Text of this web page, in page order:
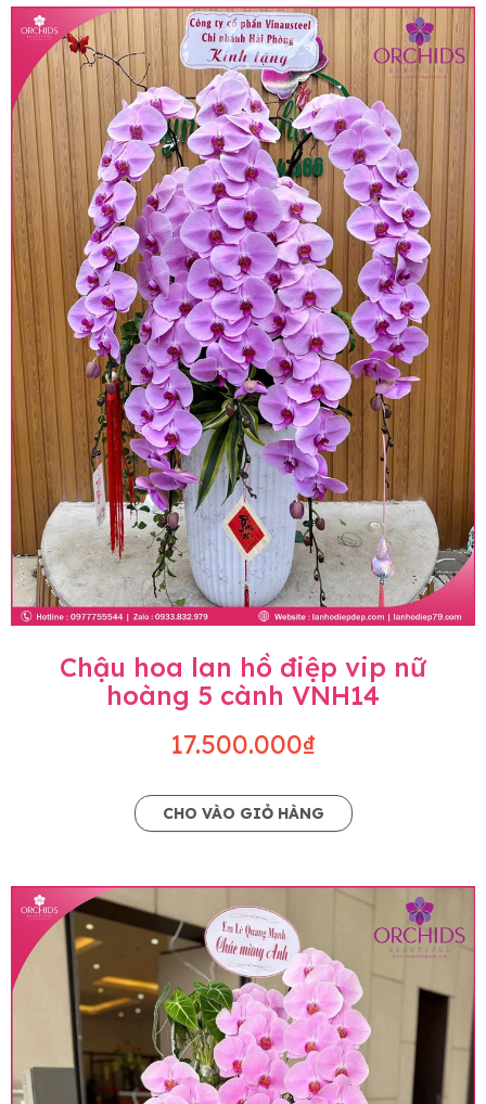
• Giá trên được miễn ship giao trong nội thành,
miễn phí in thiệp - banner theo yêu cầu khách
hàng.
• Beautiful Orchids liên kết với các cửa hàng
trên toàn quốc để phục vụ giao hoa tận nơi, mỗi
khu vực sẽ có mức giá khác nhau (tùy vào chi
phí mặt bằng, nguyên vật liệu,..) nên giá có thể sẽ
thay đổi so với giá niêm yết trên website. Khách
hàng ở Tỉnh thành khác vui lòng chủ động hỏi lại
giá trước khi đặt hàng, shop sẽ chủ động báo giá
chính xác khi có địa chỉ giao hàng cụ thể.
Chậu hoa lan hồ điệp vip nữ
hoàng 5 cành VNH14
17.500.000₫
CHO VÀO GIỎ HÀNG